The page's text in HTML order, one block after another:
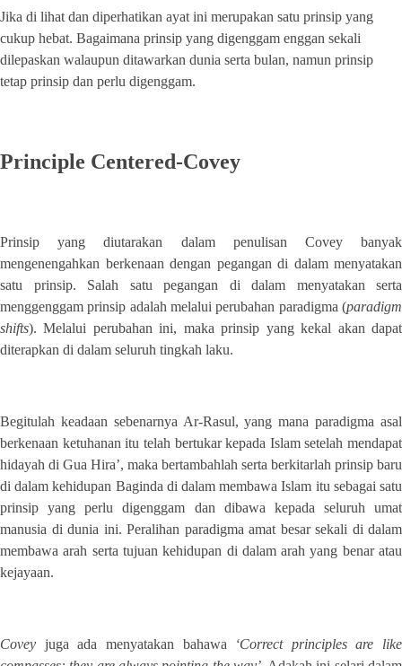
Jika di lihat dan diperhatikan ayat ini merupakan satu prinsip yang
cukup hebat. Bagaimana prinsip yang digenggam enggan sekali
dilepaskan walaupun ditawarkan dunia serta bulan, namun prinsip
tetap prinsip dan perlu digenggam.
Principle Centered-Covey
Prinsip yang diutarakan dalam penulisan Covey banyak
mengenengahkan berkenaan dengan pegangan di dalam menyatakan
satu prinsip. Salah satu pegangan di dalam menyatakan serta
menggenggam prinsip adalah melalui perubahan paradigma (paradigm
shifts). Melalui perubahan ini, maka prinsip yang kekal akan dapat
diterapkan di dalam seluruh tingkah laku.
Begitulah keadaan sebenarnya Ar-Rasul, yang mana paradigma asal
berkenaan ketuhanan itu telah bertukar kepada Islam setelah mendapat
hidayah di Gua Hira’, maka bertambahlah serta berkitarlah prinsip baru
di dalam kehidupan Baginda di dalam membawa Islam itu sebagai satu
prinsip yang perlu digenggam dan dibawa kepada seluruh umat
manusia di dunia ini. Peralihan paradigma amat besar sekali di dalam
membawa arah serta tujuan kehidupan di dalam arah yang benar atau
kejayaan.
Covey juga ada menyatakan bahawa
‘Correct principles are like